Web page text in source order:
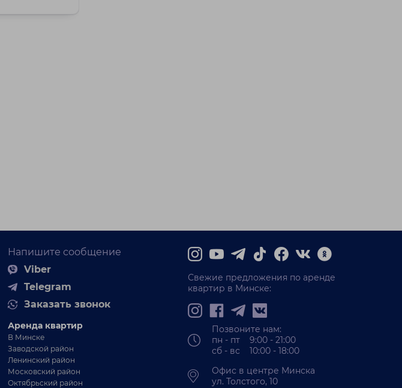
Напишите сообщение
Viber
Telegram
Заказать звонок
Аренда квартир
В Минске
Заводской район
Ленинский район
Московский район
Октябрьский район
Свежие предложения по аренде
квартир в Минске:
Позвоните нам:
пн - пт 9:00 - 21:00
сб - вс 10:00 - 18:00
Офис в центре Минска
ул. Толстого, 10